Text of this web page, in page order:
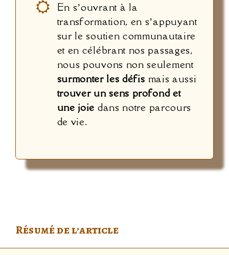
En s’ouvrant à la
transformation, en s’appuyant
sur le soutien communautaire
et en célébrant nos passages,
nous pouvons non seulement
surmonter les défis mais aussi
trouver un sens profond et
une joie dans notre parcours
de vie.
Résumé de l’article